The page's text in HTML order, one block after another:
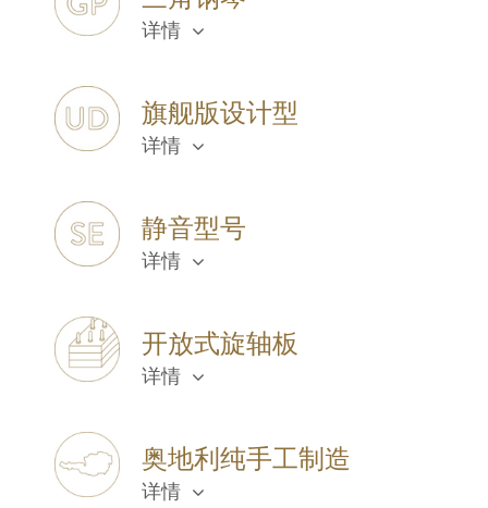
详情
旗舰版设计型
详情
静音型号
详情
开放式旋轴板
详情
奥地利纯手工制造
详情